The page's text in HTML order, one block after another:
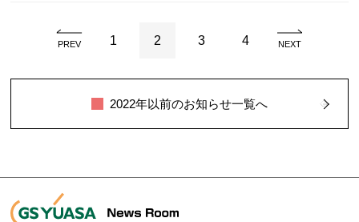
PREV 1 2 3 4 NEXT
2022年以前のお知らせ一覧へ